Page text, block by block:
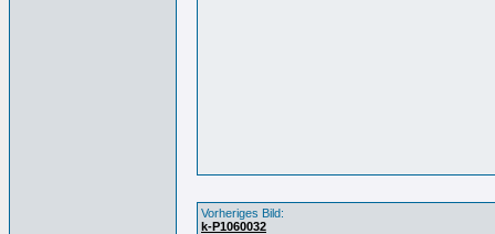
Vorheriges Bild:
k-P1060032